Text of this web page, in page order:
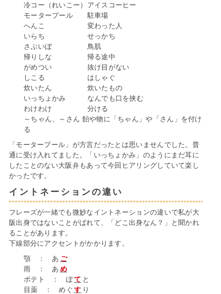
冷コー（れいこー）アイスコーヒー
モータープール 駐車場
へんこ 変わった人
いらち せっかち
さぶいぼ 鳥肌
帰りしな 帰る途中
がめつい 抜け目がない
しこる はしゃぐ
炊いたん 炊いたもの
いっちょかみ なんでも口を挟む
わけわけ 分ける
～ちゃん、～さん 飴や物に「ちゃん」や「さん」を付け
る
「モータープール」が方言だったとは思いませんでした。普
通に受け入れてました。「いっちょかみ」のようにまだ耳に
したことのない大阪弁もあって今回ヒアリングしていて楽し
かったです。
イントネーションの違い
フレーズが一緒でも微妙なイントネーションの違いで私が大
阪出身ではないことがばれて、「どこ出身なん？」と聞かれ
ることがあります。
下線部分にアクセントがかかります。
顎 ： あ ご
雨 ： あ め
ポテト ： ぽて と
目薬 ： めぐす り